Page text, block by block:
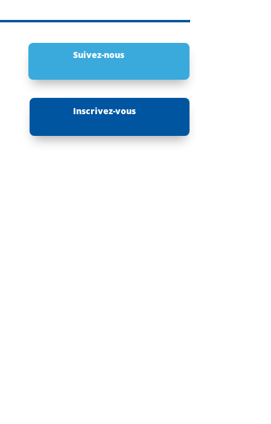
Suivez-nous
Inscrivez-vous